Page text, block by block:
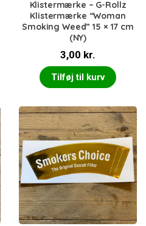
Klistermærke – G-Rollz
Klistermærke “Woman
Smoking Weed” 15 × 17 cm
(NY)
3,00 kr.
Tilføj til kurv